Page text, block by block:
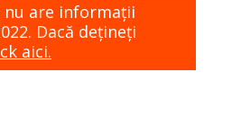
nu are informaţii
Dacă dețineți
aici.